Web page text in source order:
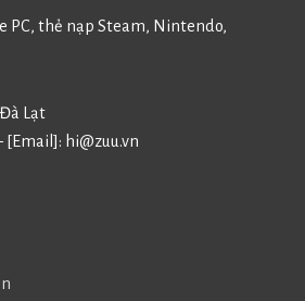
PC, thẻ nạp Steam, Nintendo,
Lạt
[Email]: hi@zuu.vn